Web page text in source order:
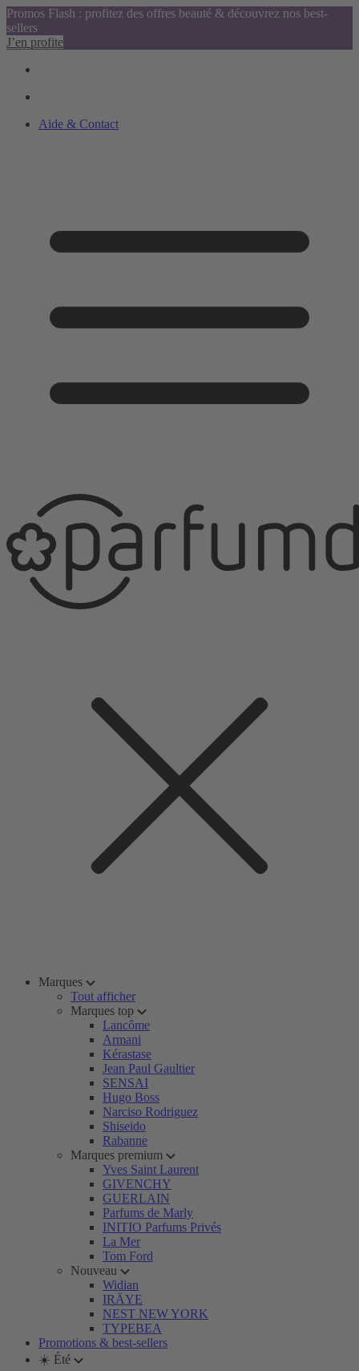
Promos Flash : profitez des offres beauté & découvrez nos best-
sellers
J’en profite
Aide & Contact
Marques
Tout afficher
Marques top
Lancôme
Armani
Kérastase
Jean Paul Gaultier
SENSAI
Hugo Boss
Narciso Rodriguez
Shiseido
Rabanne
Marques premium
Yves Saint Laurent
GIVENCHY
GUERLAIN
Parfums de Marly
INITIO Parfums Privés
La Mer
Tom Ford
Nouveau
Widian
IRÄYE
NEST NEW YORK
TYPEBEA
Promotions & best-sellers
☀️ Été